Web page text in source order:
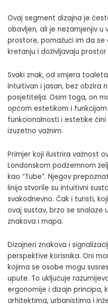
Ovaj segment dizajna je
obavljen, ali je nezamjenjiv u
prostore, pomažući im da
kretanju i doživljavaju
Svaki znak, od smjera
intuitivan i jasan, bez obzira
posjetitelja. Osim toga, on
općom estetikom i
funkcionalnosti i estetike
izuzetno važnim.
Primjer koji ilustrira važnost
Londonskom podzemnom
kao “Tube”. Njegov
linija stvorile su intuitivni
svakodnevno. Čak i turisti,
ovaj sustav, brzo se snalaze
znakova i mapa.
Dizajneri znakova i
perspektive korisnika. Oni
kojima se osobe mogu
upute. To uključuje
ergonomije i dizajn principa,
arhitektima, urbanistima i